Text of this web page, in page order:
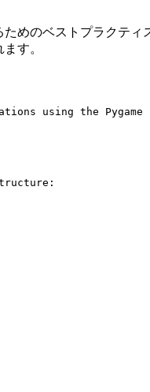
めのベストプラクテ
す。